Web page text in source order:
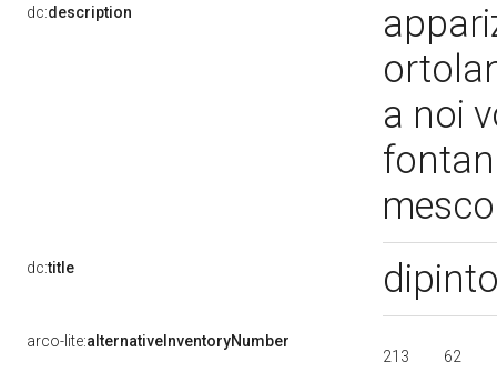
dc:description
a noi
dc:title
arco-lite:alternativeInventoryNumber
213
62